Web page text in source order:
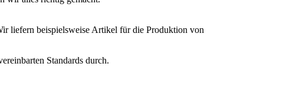
liefern beispielsweise Artikel für die Produktion von
Standards durch.